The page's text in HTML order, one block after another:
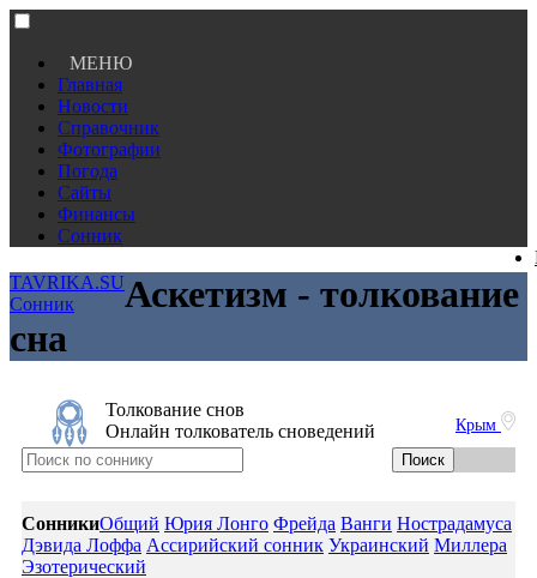
МЕНЮ
Главная
Новости
Справочник
Фотографии
Погода
Сайты
Финансы
Сонник
TAVRIKA.SU
Сонник
Аскетизм - толкование
сна
Крым
Толкование снов
Онлайн толкователь сноведений
СонникиОбщий Юрия Лонго Фрейда Ванги Нострадамуса
Дэвида Лоффа Ассирийский сонник Украинский Миллера
Эзотерический